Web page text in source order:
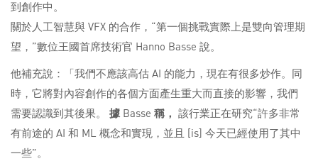
到創作中。
關於人工智慧與 VFX 的合作，“第一個挑戰實際上是雙向管理期
望，”數位王國首席技術官 Hanno Basse 說。
他補充說：「我們不應該高估 AI 的能力，現在有很多炒作。同
時，它將對內容創作的各個方面產生重大而直接的影響，我們
需要認識到其後果。 據 Basse 稱， 該行業正在研究“許多非常
有前途的 AI 和 ML 概念和實現，並且 [is] 今天已經使用了其中
一些”。